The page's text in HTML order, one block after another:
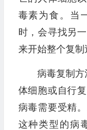
毒素为食。当
时，会寻找另
来开始整个复制
病毒复制
体细胞或自行
病毒需要受精
这种类型的病